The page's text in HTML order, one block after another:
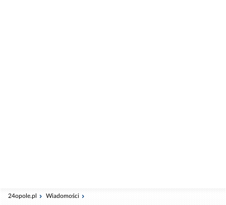
24opole.pl Wiadomości